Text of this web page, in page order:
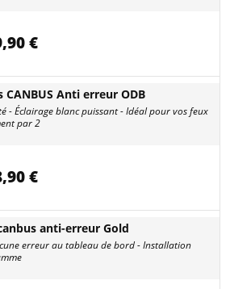
€
CANBUS Anti erreur ODB
- Éclairage blanc puissant - Idéal pour vos feux
par 2
€
anti-erreur Gold
erreur au tableau de bord - Installation